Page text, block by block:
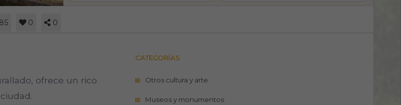
0 0
ofrece un rico
CATEGORÍAS
Otros cultura y arte
Museos y monumentos